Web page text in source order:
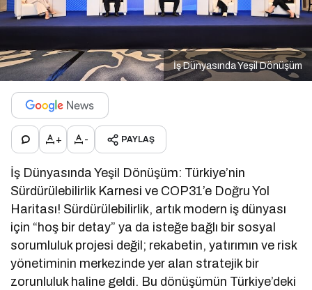
İş Dünyasında Yeşil Dönüşüm
+ - PAYLAŞ
İş Dünyasında Yeşil Dönüşüm: Türkiye’nin
Sürdürülebilirlik Karnesi ve COP31’e Doğru Yol
Haritası! Sürdürülebilirlik, artık modern iş dünyası
için “hoş bir detay” ya da isteğe bağlı bir sosyal
sorumluluk projesi değil; rekabetin, yatırımın ve risk
yönetiminin merkezinde yer alan stratejik bir
zorunluluk haline geldi. Bu dönüşümün Türkiye’deki